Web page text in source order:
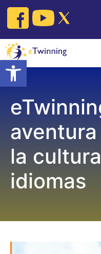
Open toolbar
Skip
content
la
idiomas